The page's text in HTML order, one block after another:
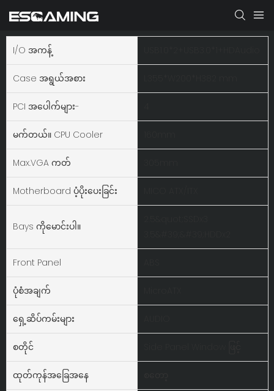
I/O အကန့်
Case အရွယ်အစား
PCI အပေါက်များ-
မက်တယ်။ CPU Cooler
Max.VGA ကတ်
Motherboard ပံ့ပိုးပေးခြင်း
Bays ကိုမောင်းပါ။
Front Panel
ပုံစံအချက်
ရှေ့ဆိပ်ကမ်းများ
စတိုင်
ထုတ်ကုန်အခြေအနေ